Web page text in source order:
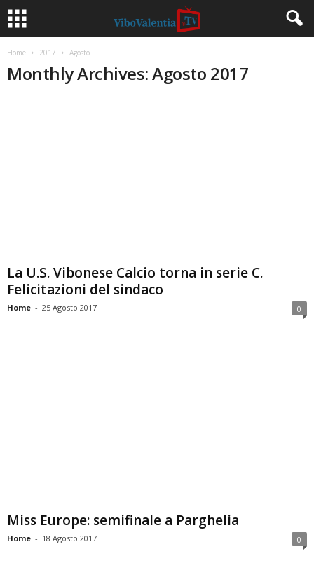
Home 2017 Agosto
Monthly Archives: Agosto 2017
La U.S. Vibonese Calcio torna in serie C.
Felicitazioni del sindaco
Home - 25 Agosto 2017 0
Miss Europe: semifinale a Parghelia
Home - 18 Agosto 2017 0